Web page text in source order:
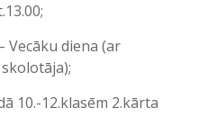
Vecāku diena (ar
10.-12.klasēm 2.kārta